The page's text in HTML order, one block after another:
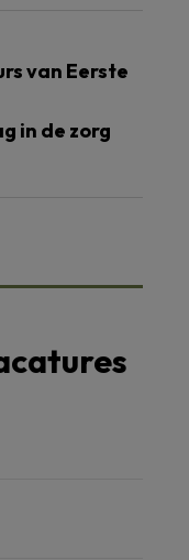
van Eerste
in de zorg